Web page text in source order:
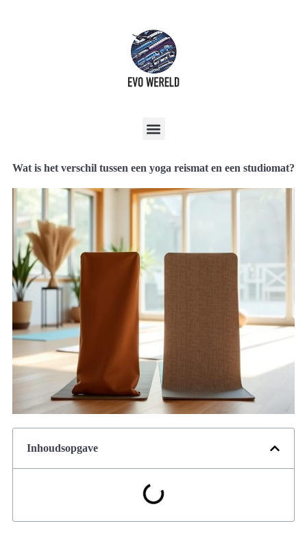
Wat is het verschil tussen een yoga reismat en een studiomat?
Inhoudsopgave